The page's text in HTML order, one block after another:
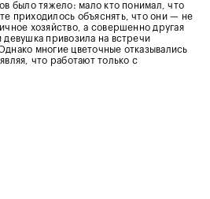
было тяжело: мало кто понимал, что
приходилось объяснять, что они — не
хозяйство, а совершенно другая
девушка привозила на встречи
многие цветочные отказывались
что работают только с